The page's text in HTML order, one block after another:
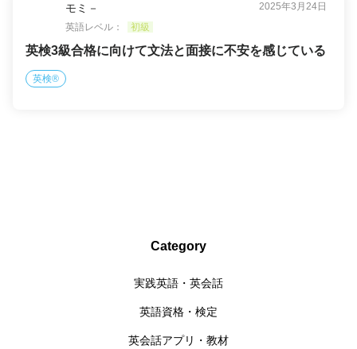
モミ－
2025年3月24日
英語レベル：
初級
英検3級合格に向けて文法と面接に不安を感じている
英検®
Category
実践英語・英会話
英語資格・検定
英会話アプリ・教材